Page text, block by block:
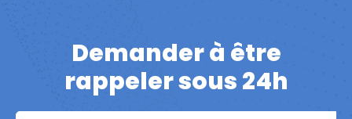
Demander à être
rappeler sous 24h